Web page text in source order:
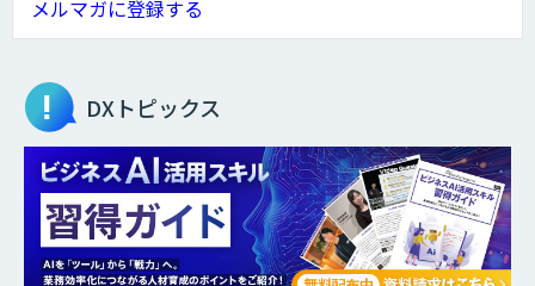
メルマガに登録する
DXトピックス